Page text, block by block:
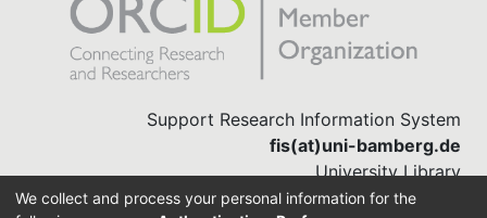
Support Research Information System
fis(at)uni-bamberg.de
University Library
(0951) 863-1568
We collect and process your personal information for the